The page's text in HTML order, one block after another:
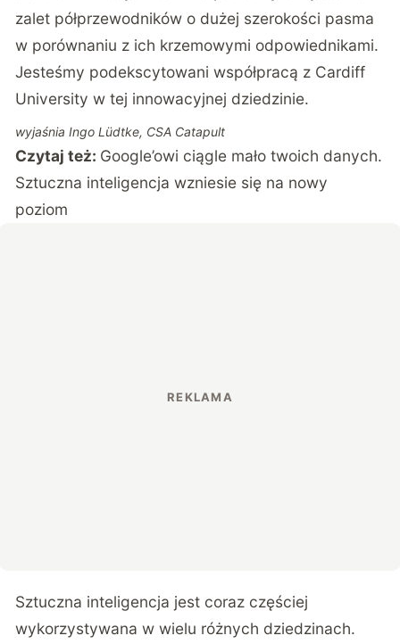
zalet półprzewodników o dużej szerokości pasma
w porównaniu z ich krzemowymi odpowiednikami.
Jesteśmy podekscytowani współpracą z Cardiff
University w tej innowacyjnej dziedzinie.
wyjaśnia Ingo Lüdtke, CSA Catapult
Czytaj też: Google’owi ciągle mało twoich danych.
Sztuczna inteligencja wzniesie się na nowy
poziom
Sztuczna inteligencja jest coraz częściej
wykorzystywana w wielu różnych dziedzinach.